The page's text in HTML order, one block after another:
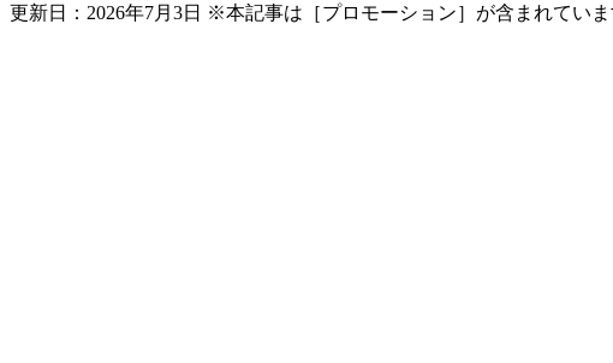
更新日： 2026年7月3日 ※本記事は［プロモーション］が含まれていま